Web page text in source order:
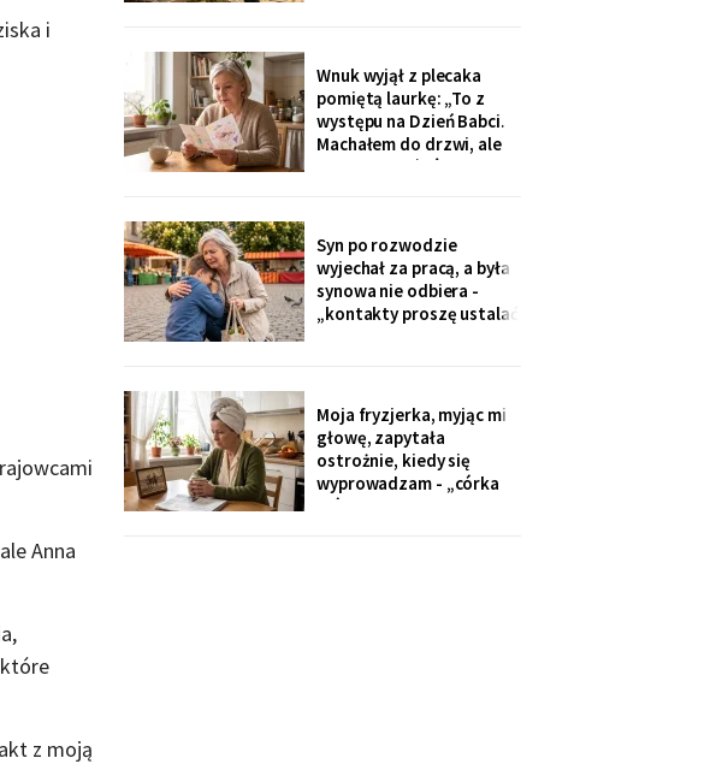
i
Anna
które
z moją
prześwietlenie biodra.
„Mamo, od tego jest
teraz taksówka dla
seniorów, zamów sobie".
Zamówiłam - kierowca
Wnuk wyjął z plecaka
pomiętą laurkę: „To z
występu na Dzień Babci.
Machałem do drzwi, ale
nie przyszłaś". Żadnego
przekazuje je przez
rodziców. Córka
wzruszyła ramionami:
„No zapomniałam, mamo,
tyle się teraz
Syn po rozwodzie
wyjechał za pracą, a była
synowa nie odbiera -
„kontakty proszę ustalać
na rynku młodszy mnie
zobaczył, wyrwał jej się z
ręki i przybiegł. Zdążyłam
tylko przytulić.
Moja fryzjerka, myjąc mi
głowę, zapytała
ostrożnie, kiedy się
wyprowadzam - „córka
mówiła u nas w salonie,